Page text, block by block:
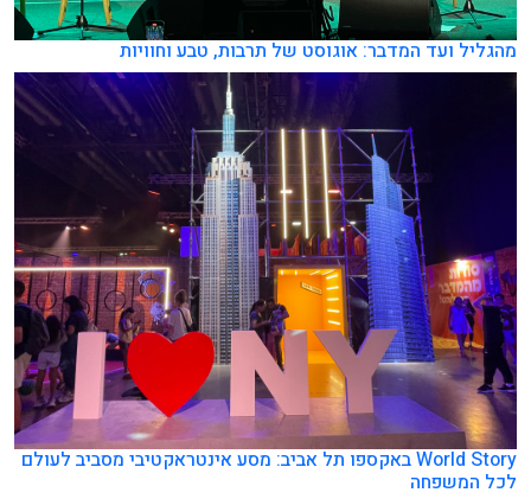
מהגליל ועד המדבר: אוגוסט של תרבות, טבע וחוויות
World Story באקספו תל אביב: מסע אינטראקטיבי מסביב לעולם
לכל המשפחה